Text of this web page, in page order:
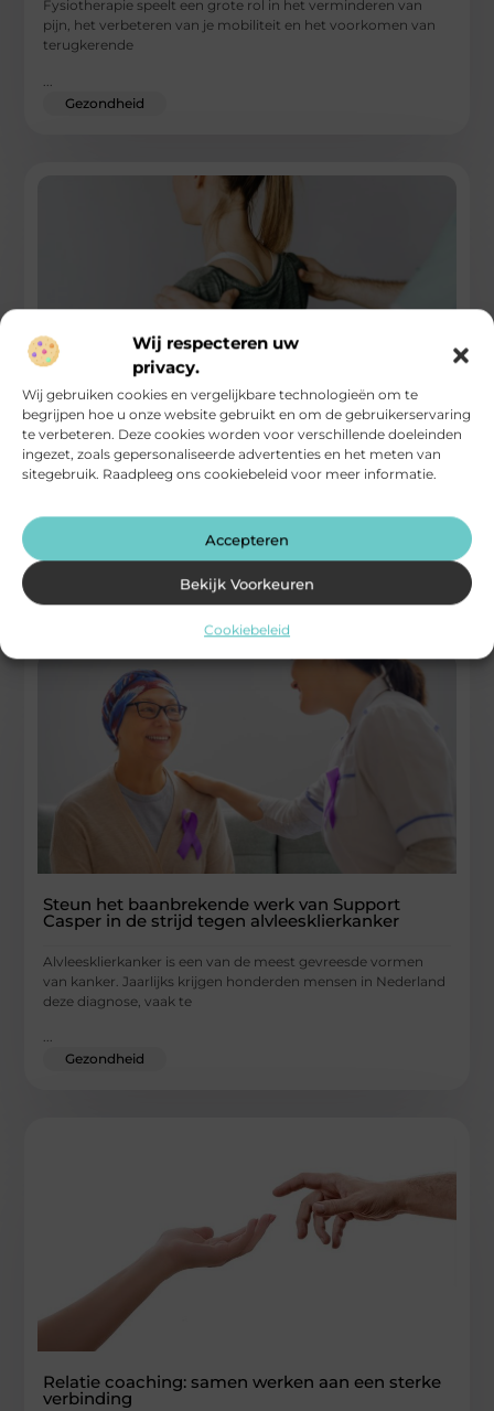
Wij respecteren uw
privacy.
Wij gebruiken cookies en vergelijkbare technologieën om te
begrijpen hoe u onze website gebruikt en om de gebruikerservaring
te verbeteren. Deze cookies worden voor verschillende doeleinden
ingezet, zoals gepersonaliseerde advertenties en het meten van
sitegebruik. Raadpleeg ons cookiebeleid voor meer informatie.
Accepteren
Bekijk Voorkeuren
Cookiebeleid
Fysiotherapie speelt een grote rol in het verminderen van
pijn, het verbeteren van je mobiliteit en het voorkomen van
terugkerende
Gezondheid
Handfysiotherapie: gespecialiseerde zorg voor
hand, pols en onderarm
Handfysiotherapie richt zich op het behandelen van klachten
klachten ontstaan vaak
...
Steun het baanbrekende werk van Support
Casper in de strijd tegen alvleesklierkanker
Alvleesklierkanker is een van de meest gevreesde vormen
van kanker. Jaarlijks krijgen honderden mensen in Nederland
deze diagnose, vaak te
...
Gezondheid
Relatie coaching: samen werken aan een sterke
verbinding